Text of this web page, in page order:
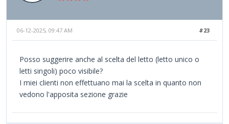
#23
06-12-2025, 09:47 AM
Posso suggerire anche al scelta del letto (letto unico o
letti singoli) poco visibile?
I miei clienti non effettuano mai la scelta in quanto non
vedono l'apposita sezione grazie